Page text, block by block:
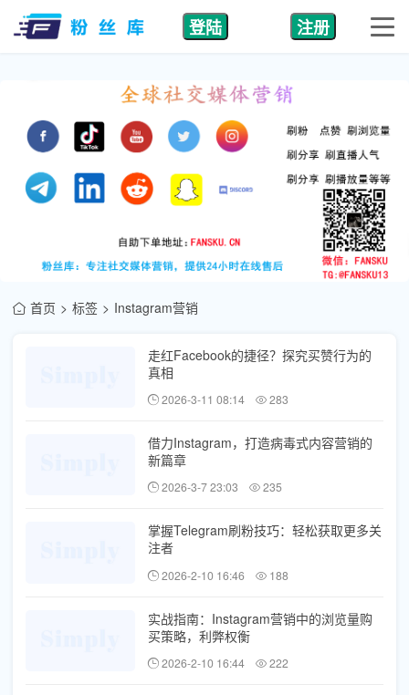
登陆 注册
首页 标签 Instagram营销
走红Facebook的捷径？探究买赞行为的
真相
2026-3-11 08:14 283
借力Instagram，打造病毒式内容营销的
新篇章
2026-3-7 23:03 235
掌握Telegram刷粉技巧：轻松获取更多关
注者
2026-2-10 16:46 188
实战指南：Instagram营销中的浏览量购
买策略，利弊权衡
2026-2-10 16:44 222